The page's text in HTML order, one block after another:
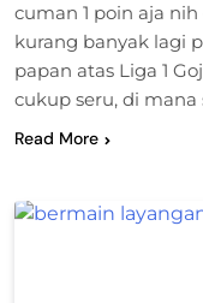
cuman 1 poin aja
kurang banyak lagi
papan atas Liga 1
cukup seru, di
Read More